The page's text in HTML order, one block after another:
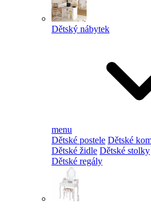
Dětský nábytek
menu
Dětské postele Dětské
Dětské židle Dětské stolky
Dětské regály